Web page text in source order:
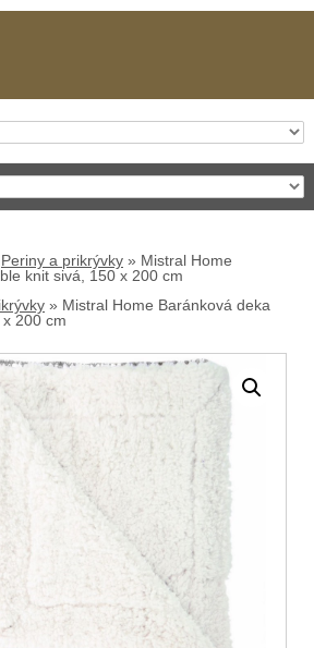
Periny a prikrývky » Mistral Home
knit sivá, 150 x 200 cm
» Mistral Home Baránková deka
200 cm